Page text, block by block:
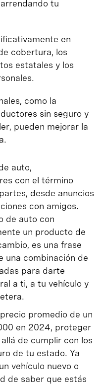
tu
en
cobertura, los
estatales y los
como la
sin seguro y
pueden mejorar la
auto,
con el término
desde anuncios
con amigos.
de auto con
un producto de
es una frase
una combinación de
para darte
a ti, a tu vehículo y
promedio de un
en 2024, proteger
de cumplir con los
de tu estado. Ya
vehículo nuevo o
de saber que estás